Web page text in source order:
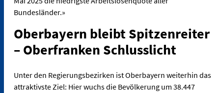
Bundesländer.»
Oberbayern bleibt Spitzenreiter
– Oberfranken Schlusslicht
Unter den Regierungsbezirken ist Oberbayern weiterhin das
attraktivste Ziel: Hier wuchs die Bevölkerung um 38.447